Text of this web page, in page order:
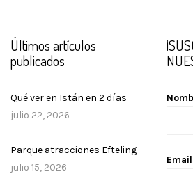
Últimos artículos
publicados
Qué ver en Istán en 2 días
julio 22, 2026
Parque atracciones Efteling
julio 15, 2026